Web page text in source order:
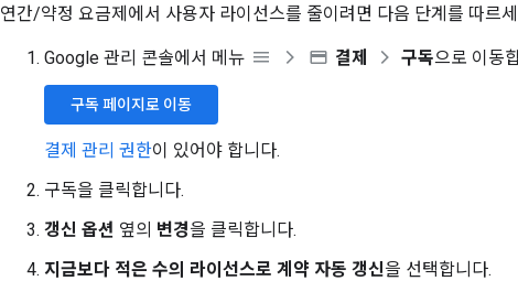
연간/약정 요금제에서 사용자 라이선스를 줄이려면 다음 단계를 따르
Google 관리 콘솔에서 메뉴 결제 구독으로 이동
구독 페이지로 이동
결제 관리 권한이 있어야 합니다.
구독을 클릭합니다.
갱신 옵션 옆의 변경을 클릭합니다.
지금보다 적은 수의 라이선스로 계약 자동 갱신을 선택합니다.